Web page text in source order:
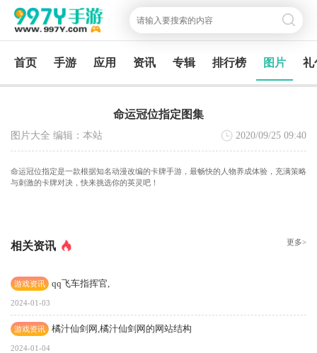
首页 手游 应用 资讯 专辑 排行榜 图片 礼
命运冠位指定图集
图片大全 编辑：本站 2020/09/25 09:40
命运冠位指定是一款根据知名动漫改编的卡牌手游，最畅快的人物养成体验，充满策略
与刺激的卡牌对决，快来挑选你的英灵吧！
相关资讯 更多>
游戏资讯 qq飞车指挥官,
2024-01-03
游戏资讯 橘汁仙剑网,橘汁仙剑网的网站结构
2024-01-04